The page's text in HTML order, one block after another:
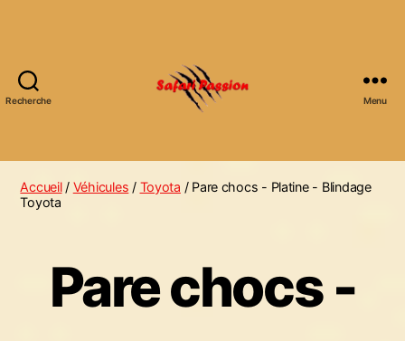
Recherche
a
P
Menu
Accueil/ Véhicules / Toyota / Pare chocs - Platine - Blindage
Toyota
Pare chocs -